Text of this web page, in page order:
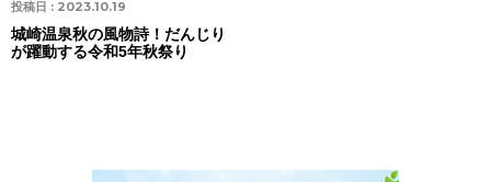
投稿日 : 2023.10.19
城崎温泉秋の風物詩！だんじり
が躍動する令和5年秋祭り